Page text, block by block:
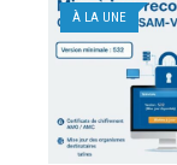
À LA UNE